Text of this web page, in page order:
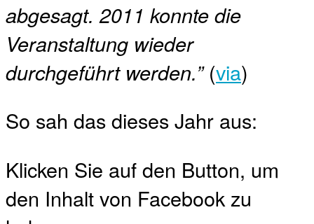
abgesagt. 2011 konnte die
Veranstaltung wieder
durchgeführt werden.”(via)
So sah das dieses Jahr aus:
Klicken Sie auf den Button, um
den Inhalt von Facebook zu